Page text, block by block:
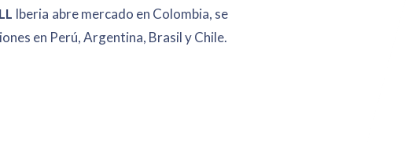
Iberia abre mercado en Colombia, se
en Perú, Argentina, Brasil y Chile.